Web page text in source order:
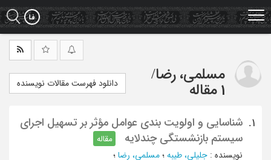
Skip
to
main
مسلمی، رضا/
1 مقاله
دانلود فهرست مقالات نویسنده
1.
شناسایی و اولویت بندی عوامل مؤثر بر تسهیل اجرای
سیستم بازنشستگی چندلایه
مقاله
نویسنده : جلیلی، طیبه ؛ مسلمی، رضا ؛